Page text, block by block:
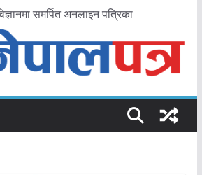
समर्पित अनलाइन पत्रिका